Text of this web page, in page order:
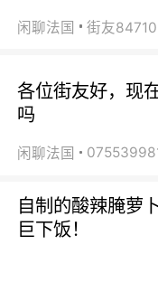
闲聊法国
各位街友好，现
吗
闲聊法国
自制的酸辣腌萝
巨下饭！